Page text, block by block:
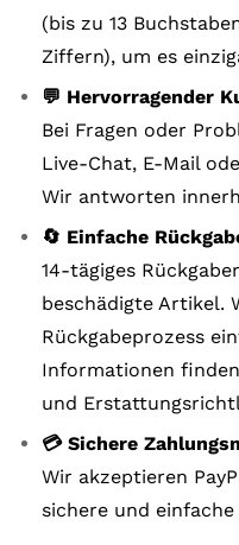
(bis zu 13
Ziffern), um es
💬 Hervorragender
Bei Fragen oder
Live-Chat, E-Mail
Wir antworten
🔄 Einfache
14-tägiges
beschädigte Artikel.
Rückgabeprozess
Informationen
und
💳 Sichere
Wir akzeptieren
sichere und einfache